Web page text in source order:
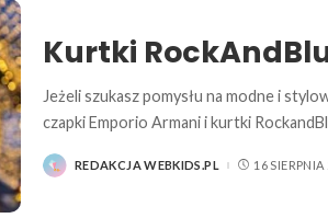
Kurtki
Jeżeli szukasz pomysłu na modne i
czapki Emporio Armani i kurtki
POSTED
BY
REDAKCJA WEBKIDS.PL 16 SIERPNIA